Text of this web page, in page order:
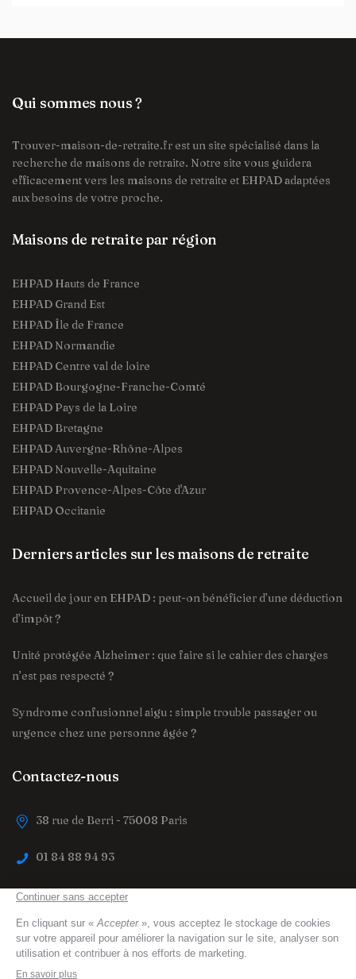
Qui sommes nous ?
Trouver-maison-de-retraite.fr est un site spécialisé dans la
recherche de maisons de retraite. Notre site vous guidera
efficacement vers les maisons de retraite et EHPAD adaptées
aux besoins de votre proche.
Maisons de retraite par région
EHPAD Hauts de France
EHPAD Grand Est
EHPAD Île de France
EHPAD Normandie
EHPAD Centre val de loire
EHPAD Bourgogne-Franche-Comté
EHPAD Pays de la Loire
EHPAD Bretagne
EHPAD Auvergne-Rhône-Alpes
EHPAD Nouvelle-Aquitaine
EHPAD Provence-Alpes-Côte d'Azur
EHPAD Occitanie
Derniers articles sur les maisons de retraite
Accueil de jour en EHPAD : peut-on bénéficier d’une déduction
d’impôt ?
Unité protégée Alzheimer : que faire si le cahier des charges
n’est pas respecté ?
Syndrome confusionnel aigu : simple trouble passager ou
urgence chez une personne âgée ?
Contactez-nous
38 rue de Berri - 75008 Paris
01 84 88 94 93
contact@trouver-maison-de-retraite.fr